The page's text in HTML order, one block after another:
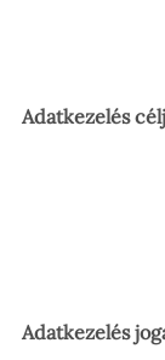
Adatkezelés
Adatkezelés